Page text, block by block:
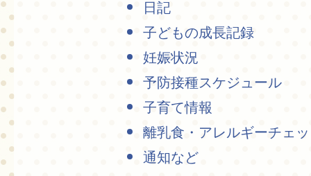
日記
子どもの成長記録
妊娠状況
予防接種スケジュール
子育て情報
離乳食・アレルギーチェ
通知など